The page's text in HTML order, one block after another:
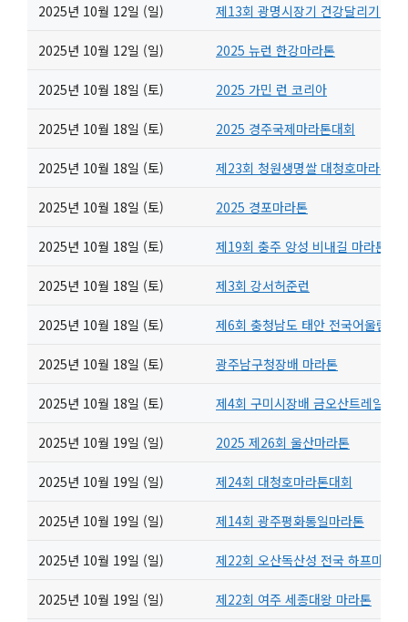
2025년 10월 12일 (일) 제13회 광명시장기 건강달리기대회
2025년 10월 12일 (일) 2025 뉴런 한강마라톤
2025년 10월 18일 (토) 2025 가민 런 코리아
2025년 10월 18일 (토) 2025 경주국제마라톤대회
2025년 10월 18일 (토) 제23회 청원생명쌀 대청호마라톤
2025년 10월 18일 (토) 2025 경포마라톤
2025년 10월 18일 (토) 제19회 충주 앙성 비내길 마라톤
2025년 10월 18일 (토) 제3회 강서허준런
2025년 10월 18일 (토) 제6회 충청남도 태안 전국어울림마
2025년 10월 18일 (토) 광주남구청장배 마라톤
2025년 10월 18일 (토) 제4회 구미시장배 금오산트레일 레
2025년 10월 19일 (일) 2025 제26회 울산마라톤
2025년 10월 19일 (일) 제24회 대청호마라톤대회
2025년 10월 19일 (일) 제14회 광주평화통일마라톤
2025년 10월 19일 (일) 제22회 오산독산성 전국 하프마라톤
2025년 10월 19일 (일) 제22회 여주 세종대왕 마라톤